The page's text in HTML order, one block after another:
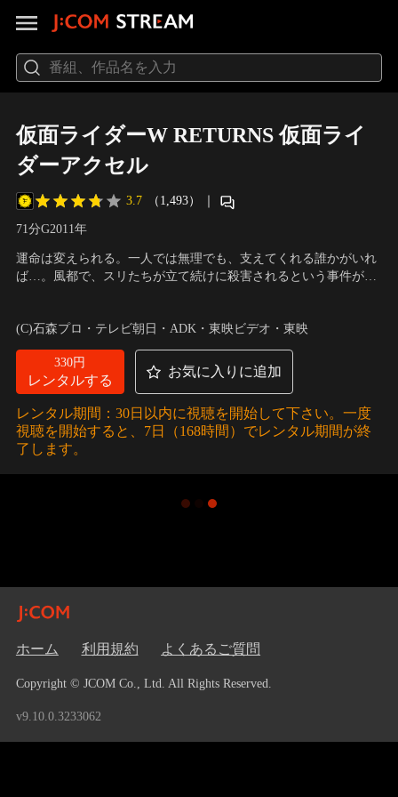
仮面ライダーW RETURNS 仮面ライ
ダーアクセル
3.7 （1,493） ｜
71分G2011年
運命は変えられる。一人では無理でも、支えてくれる誰かがいれ
ば…。風都で、スリたちが立て続けに殺害されるという事件が発
行うこととなる。照井竜の予想通り、コマンダー・ドーパントが
女スリの葛木葵の前に現れる…。
(C)石森プロ・テレビ朝日・ADK・東映ビデオ・東映
330円
レンタルする
お気に入りに追加
レンタル期間：30日以内に視聴を開始して下さい。一度
視聴を開始すると、7日（168時間）でレンタル期間が終
了します。
ホーム 利用規約 よくあるご質問
Copyright © JCOM Co., Ltd. All Rights Reserved.
v9.10.0.3233062